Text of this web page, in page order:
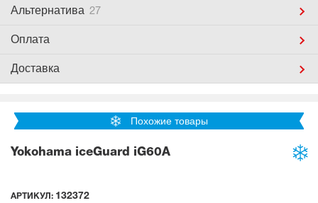
Альтернатива 27
Оплата
Доставка
Похожие товары
Yokohama iceGuard iG60A
АРТИКУЛ: 132372